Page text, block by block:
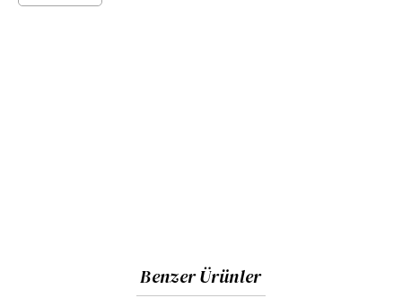
Benzer Ürünler